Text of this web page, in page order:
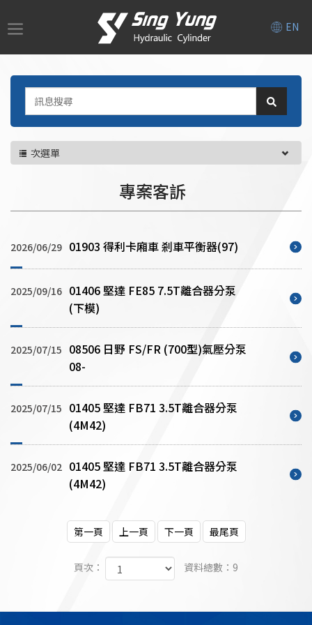
EN
次選單
專案客訴
2026/06/29 01903 得利卡廂車 剎車平衡器(97)
2025/09/16 01406 堅達 FE85 7.5T離合器分泵
(下模)
2025/07/15 08506 日野 FS/FR (700型)氣壓分泵
08-
2025/07/15 01405 堅達 FB71 3.5T離合器分泵
(4M42)
2025/06/02 01405 堅達 FB71 3.5T離合器分泵
(4M42)
第一頁 上一頁 下一頁 最尾頁
頁次： 資料總數：9